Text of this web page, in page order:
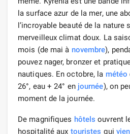
la surface azur de la mer, une
l’incroyable beauté de la nature
merveilleux climat doux. La
mois (de mai à novembre),
pouvez nager, bronzer et
nautiques. En octobre, la météo
26°, eau + 24° en journée), on
moment de la journée.
De magnifiques hôtels ouvrent
hospitalité aux touristes qui